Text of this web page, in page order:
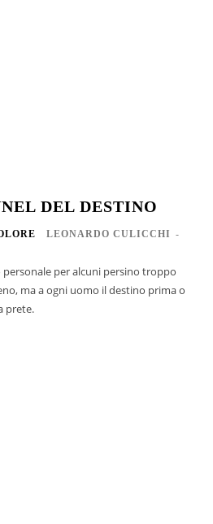
DEL DESTINO
LEONARDO CULICCHI -
per alcuni persino troppo
ma a ogni uomo il destino prima o
prete.